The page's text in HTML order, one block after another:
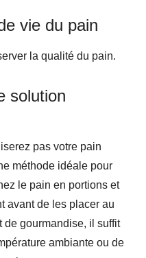
vie du pain
la qualité du pain.
solution
pas votre pain
méthode idéale pour
le pain en portions et
avant de les placer au
de gourmandise, il suffit
ambiante ou de